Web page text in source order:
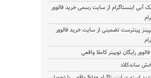
آبی اینستاگرام از سایت رسمی خرید فالوور
پینترست تضمینی از سایت خرید فالوور
رایگان توییتر کاملا واقعی
ساندکلاد